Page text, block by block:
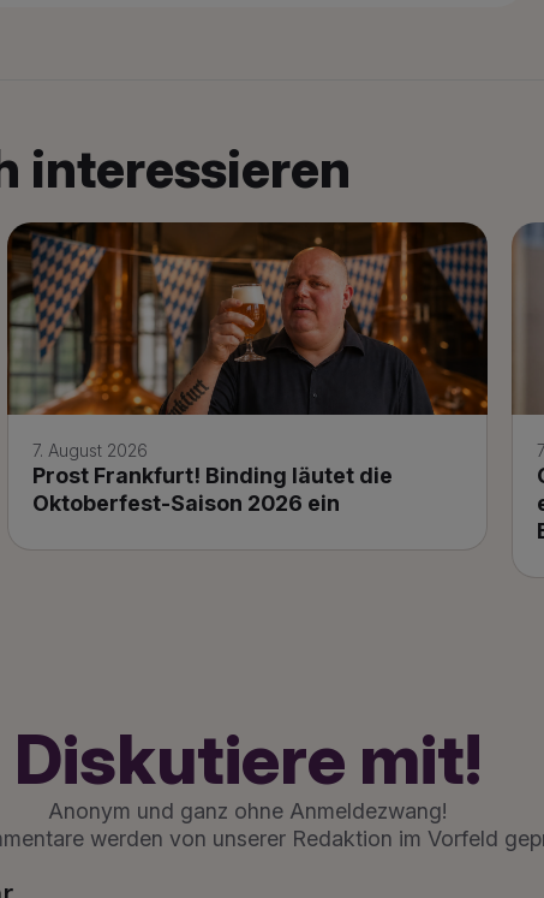
interessieren
7. August 2026
Prost Frankfurt! Binding läutet die
Oktoberfest-Saison 2026 ein
Diskutiere mit!
Anonym und ganz ohne Anmeldezwang!
werden von unserer Redaktion im Vorfeld